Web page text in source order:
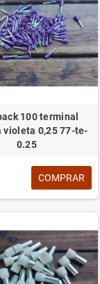
100 terminal
violeta 0,25 77-te-
0.25
COMPRAR